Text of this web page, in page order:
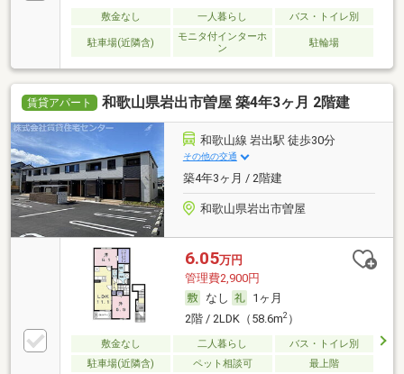
敷金なし 一人暮らし バス・トイレ別
駐車場(近隣含)
モニタ付インターホ
ン
駐輪場
賃貸アパート 和歌山県岩出市曽屋 築4年3ヶ月 2階建
和歌山線 岩出駅 徒歩30分
その他の交通
築4年3ヶ月 / 2階建
和歌山県岩出市曽屋
6.05万円
管理費2,900円
なし
1ヶ月
2階 / 2LDK（58.6m2）
敷金なし 二人暮らし
バス・トイレ別
駐車場(近隣含)
ペット相談可 最上階